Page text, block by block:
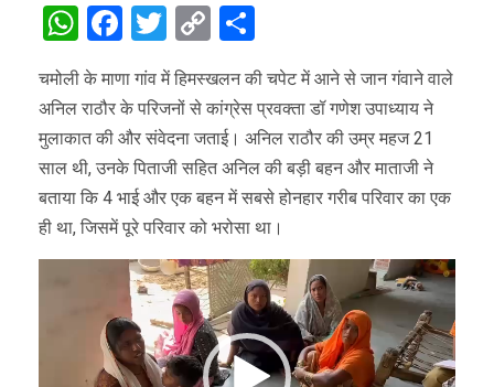
WhatsApp
Facebook
Twitter
Copy
Link
चमोली के माणा गांव में हिमस्खलन की चपेट में आने से जान गंवाने वाले
अनिल राठौर के परिजनों से कांग्रेस प्रवक्ता डॉ गणेश उपाध्याय ने
मुलाकात की और संवेदना जताई। अनिल राठौर की उम्र महज 21
साल थी, उनके पिताजी सहित अनिल की बड़ी बहन और माताजी ने
बताया कि 4 भाई और एक बहन में सबसे होनहार गरीब परिवार का एक
ही था, जिसमें पूरे परिवार को भरोसा था।